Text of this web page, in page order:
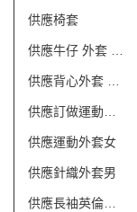
供應椅套
供應運動外套女
供應針織外套男